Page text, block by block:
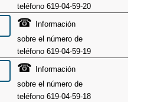
teléfono 619-04-59-20
☎ Información
sobre el número de
teléfono 619-04-59-19
☎ Información
sobre el número de
teléfono 619-04-59-18